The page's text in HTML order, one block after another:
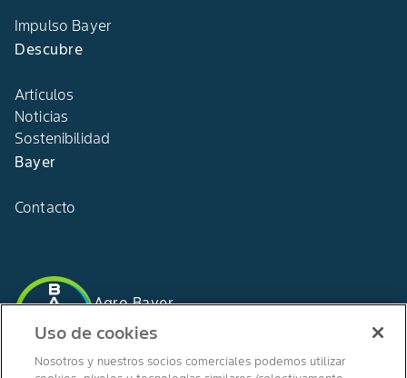
Impulso Bayer
Descubre
Artículos
Noticias
Sostenibilidad
Bayer
Contacto
Agro Bayer
España
Uso de cookies
Nosotros y nuestros socios comerciales podemos utilizar